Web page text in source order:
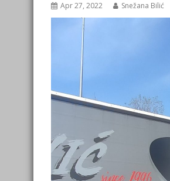
Apr 27, 2022 Snežana Bilić